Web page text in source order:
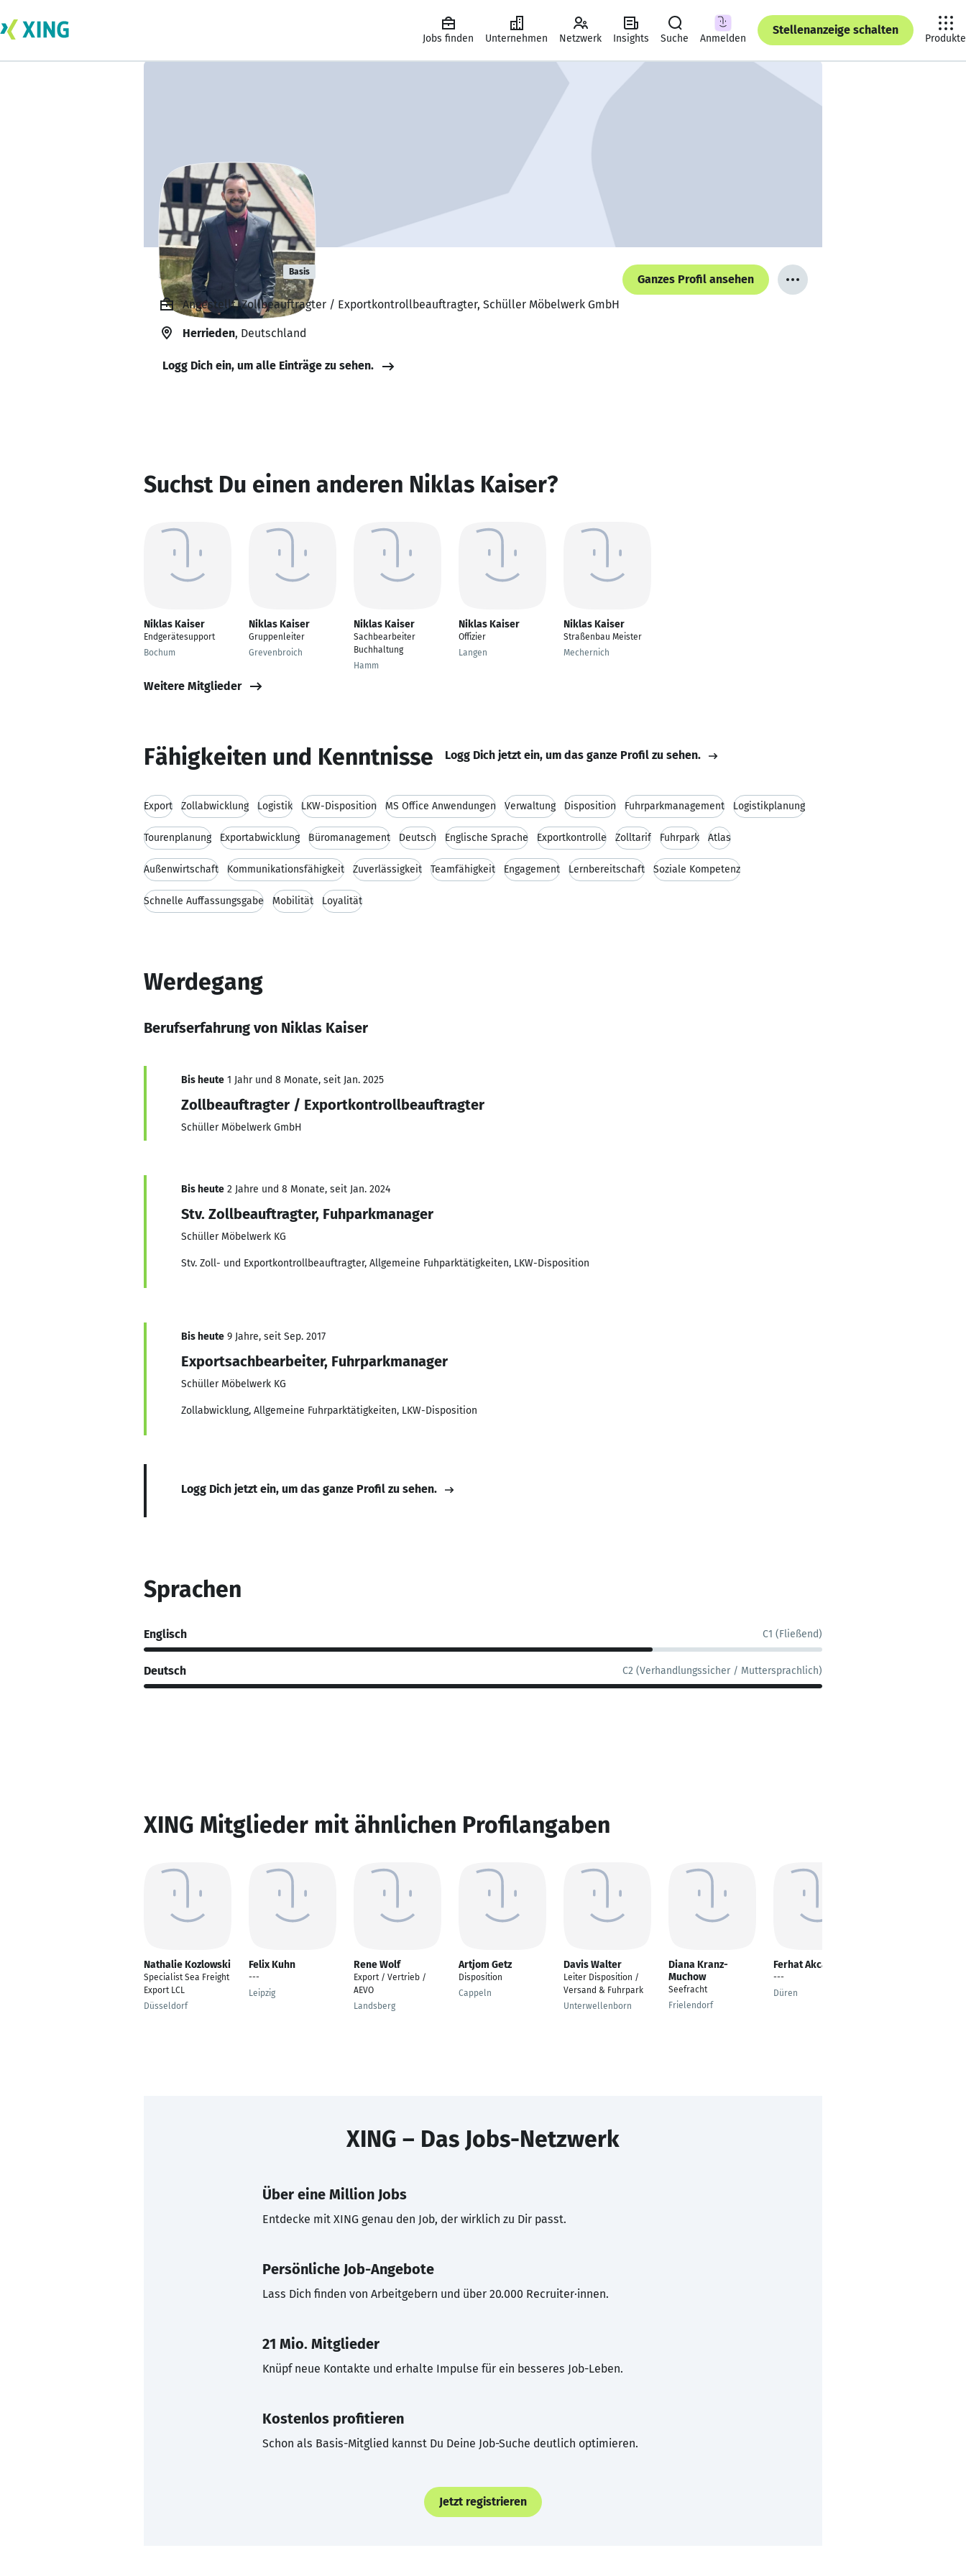
Jobs finden Unternehmen Netzwerk Insights Suche Anmelden
Stellenanzeige schalten
Produkte
Niklas Kaiser Basis
Ganzes Profil ansehen
Angestellt, Zollbeauftragter / Exportkontrollbeauftragter, Schüller Möbelwerk GmbH
Herrieden, Deutschland
Logg Dich ein, um alle Einträge zu sehen.
Suchst Du einen anderen Niklas Kaiser?
Niklas Kaiser
Endgerätesupport
Bochum
Niklas Kaiser
Gruppenleiter
Grevenbroich
Niklas Kaiser
Sachbearbeiter
Buchhaltung
Hamm
Niklas Kaiser
Offizier
Langen
Niklas Kaiser
Straßenbau Meister
Mechernich
Weitere Mitglieder
Fähigkeiten und Kenntnisse Logg Dich jetzt ein, um das ganze Profil zu sehen.
Export Zollabwicklung Logistik LKW-Disposition MS Office Anwendungen Verwaltung Disposition Fuhrparkmanagement Logistikplanung
Tourenplanung Exportabwicklung Büromanagement Deutsch Englische Sprache Exportkontrolle Zolltarif Fuhrpark Atlas
Außenwirtschaft Kommunikationsfähigkeit Zuverlässigkeit Teamfähigkeit Engagement Lernbereitschaft Soziale Kompetenz
Schnelle Auffassungsgabe Mobilität Loyalität
Werdegang
Berufserfahrung von Niklas Kaiser
Bis heute 1 Jahr und 8 Monate, seit Jan. 2025
Zollbeauftragter / Exportkontrollbeauftragter
Schüller Möbelwerk GmbH
Bis heute 2 Jahre und 8 Monate, seit Jan. 2024
Stv. Zollbeauftragter, Fuhparkmanager
Schüller Möbelwerk KG
Stv. Zoll- und Exportkontrollbeauftragter, Allgemeine Fuhparktätigkeiten, LKW-Disposition
Bis heute 9 Jahre, seit Sep. 2017
Exportsachbearbeiter, Fuhrparkmanager
Schüller Möbelwerk KG
Zollabwicklung, Allgemeine Fuhrparktätigkeiten, LKW-Disposition
Logg Dich jetzt ein, um das ganze Profil zu sehen.
Sprachen
Englisch C1 (Fließend)
Deutsch C2 (Verhandlungssicher / Muttersprachlich)
XING Mitglieder mit ähnlichen Profilangaben
Nathalie Kozlowski
Specialist Sea Freight
Export LCL
Düsseldorf
Felix Kuhn
---
Leipzig
Rene Wolf
Export / Vertrieb /
AEVO
Landsberg
Artjom Getz
Disposition
Cappeln
Davis Walter
Leiter Disposition /
Versand & Fuhrpark
Unterwellenborn
Diana Kranz-
Muchow
Seefracht
Frielendorf
Ferhat Akcay
---
Düren
XING – Das Jobs-Netzwerk
Über eine Million Jobs
Entdecke mit XING genau den Job, der wirklich zu Dir passt.
Persönliche Job-Angebote
Lass Dich finden von Arbeitgebern und über 20.000 Recruiter·innen.
21 Mio. Mitglieder
Knüpf neue Kontakte und erhalte Impulse für ein besseres Job-Leben.
Kostenlos profitieren
Schon als Basis-Mitglied kannst Du Deine Job-Suche deutlich optimieren.
Jetzt registrieren